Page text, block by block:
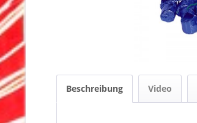
Beschreibung Video